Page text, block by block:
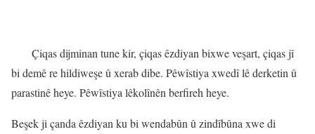
Çiqas dijminan tune kir, çiqas êzdiyan bixwe veşart, çiqas jî
bi demê re hildiweşe û xerab dibe. Pêwîstiya xwedî lê derketin û
parastinê heye. Pêwîstiya lêkolînên berfireh heye.
Beşek ji çanda êzdiyan ku bi wendabûn û zindîbûna xwe di